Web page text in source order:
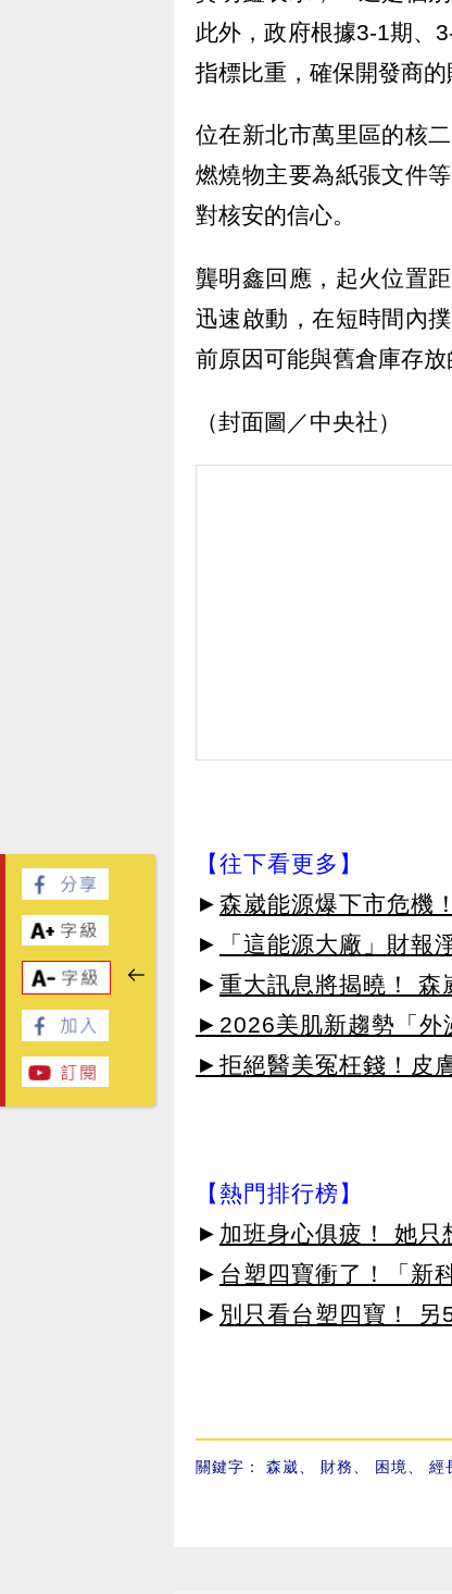
此外，政府根據3-1期、
指標比重，確保開發商的
位在新北市萬里區的核
燃燒物主要為紙張文件
對核安的信心。
龔明鑫回應，起火位置
迅速啟動，在短時間內
前原因可能與舊倉庫存放
（封面圖／中央社）
【往下看更多】
► 森崴能源爆下市危機
►
「這能源大廠」財報
► 重大訊息將揭曉！ 森
►2026美肌新趨勢「外
►拒絕醫美冤枉錢！皮
【熱門排行榜】
► 加班身心俱疲！ 她
► 台塑四寶衝了！「新
► 別只看台塑四寶！
關鍵字： 森崴 財務 困境 經